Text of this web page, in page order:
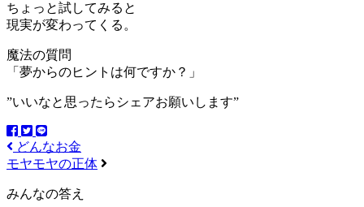
ちょっと試してみると
現実が変わってくる。
魔法の質問
「夢からのヒントは何ですか？」
”いいなと思ったらシェアお願いします”
どんなお金
モヤモヤの正体
みんなの答え